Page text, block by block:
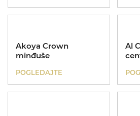
Akoya Crown
minđuše
POGLEDAJTE
Al